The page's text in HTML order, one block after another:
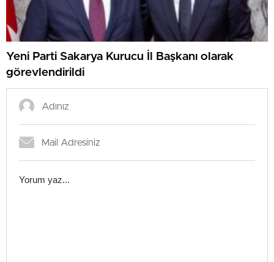
Yeni Parti Sakarya Kurucu İl Başkanı olarak
görevlendirildi